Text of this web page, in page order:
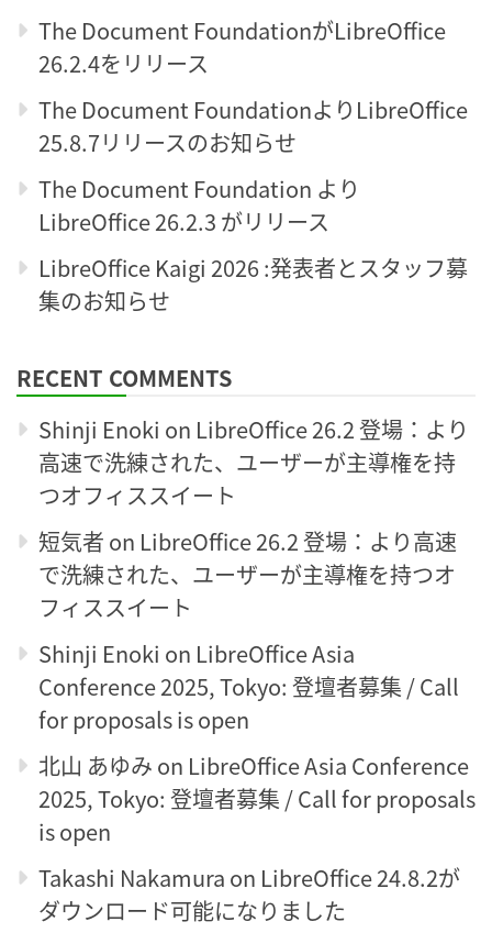
The Document FoundationがLibreOffice
26.2.4をリリース
The Document FoundationよりLibreOffice
25.8.7リリースのお知らせ
The Document Foundation より
LibreOffice 26.2.3 がリリース
LibreOffice Kaigi 2026 :発表者とスタッフ募
集のお知らせ
RECENT COMMENTS
Shinji Enoki on LibreOffice 26.2 登場：より
高速で洗練された、ユーザーが主導権を持
つオフィススイート
短気者 on LibreOffice 26.2 登場：より高速
で洗練された、ユーザーが主導権を持つオ
フィススイート
Shinji Enoki on LibreOffice Asia
Conference 2025, Tokyo: 登壇者募集 / Call
for proposals is open
北山 あゆみ on LibreOffice Asia Conference
2025, Tokyo: 登壇者募集 / Call for proposals
is open
Takashi Nakamura on LibreOffice 24.8.2が
ダウンロード可能になりました